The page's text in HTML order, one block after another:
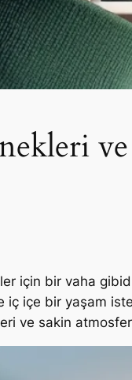
için bir vaha
iç içe bir yaşam
ve sakin